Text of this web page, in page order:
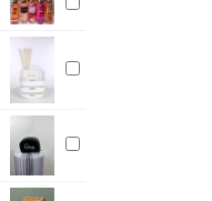
סיקרט
קרם
/
גוף
ארגונית
איפור
תיק
איפור
ממותג